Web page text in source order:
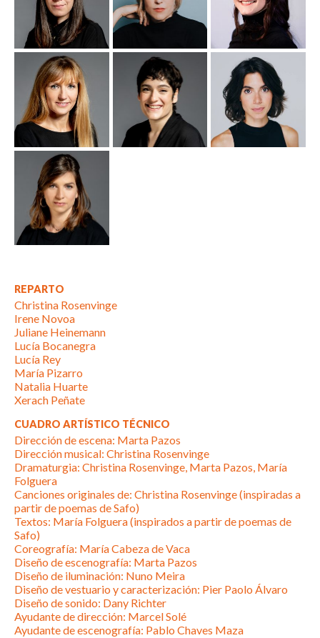
REPARTO
Christina Rosenvinge
Irene Novoa
Juliane Heinemann
Lucía Bocanegra
Lucía Rey
María Pizarro
Natalia Huarte
Xerach Peñate
CUADRO ARTÍSTICO TÉCNICO
Dirección de escena: Marta Pazos
Dirección musical: Christina Rosenvinge
Dramaturgia: Christina Rosenvinge, Marta Pazos, María
Folguera
Canciones originales de: Christina Rosenvinge (inspiradas a
partir de poemas de Safo)
Textos: María Folguera (inspirados a partir de poemas de
Safo)
Coreografía: María Cabeza de Vaca
Diseño de escenografía: Marta Pazos
Diseño de iluminación: Nuno Meira
Diseño de vestuario y caracterización: Pier Paolo Álvaro
Diseño de sonido: Dany Richter
Ayudante de dirección: Marcel Solé
Ayudante de escenografía: Pablo Chaves Maza